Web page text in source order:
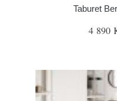
Taburet
4 890